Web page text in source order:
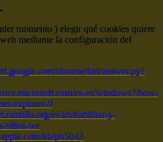
momento ) elegir qué cookies quiere
mediante la configuración del
chrome/bin/answer.py?
es-es/windows7/how-
explorer-9
es/kb/habilitar-y-
sitios-we
kb/ph5042